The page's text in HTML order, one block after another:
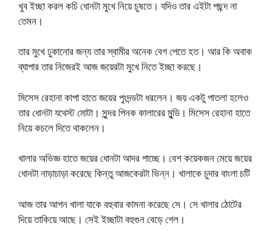
খুব ইচ্ছা করল কচি ধোনটা মুখে নিয়ে চুষতে। যদিও তার এইটা পছন্দ না
তেমন।
তার মুখে ঢুকানোর জন্য তার স্বামীর অনেক বেগ পেতে হত। আর কি অবাক
ব্যাপার তার নিজেরই আজ জয়েরটা মুখে নিতে ইচ্ছা করছে।
মিসেস রেহানা কাপা হাতে জয়ের পুংদন্ডটা ধরলেন। জয় একটু পাতলা হলেও
তার ধোনটা যথেস্ট মোটা। সুন্দর পিনক কালারের মুন্ডি। মিসেস রেহানা হাতে
নিয়ে কচলে দিতে থাকলেন।
খালার অভিজ্ঞ হাতে জয়ের ধোনটা আদর পাচ্ছে। বেশ কয়েকজন মেয়ে জয়ের
ধোনটা নাড়াচাড়া করেছে কিন্তু আজকেরটা ভিন্ন। খালাকে চুদার বাংলা চটি
আজ তার আপন খালা যাকে বহুবার কামনা করেছে সে। সে খালার ঠোটের
দিয়ে তাকিয়ে আছে। সেই ইচ্ছাটা বহুগুন বেড়ে গেল।